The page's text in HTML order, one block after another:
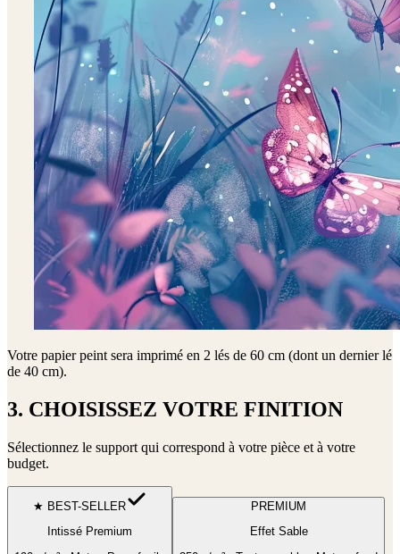
Votre papier peint sera imprimé en 2 lés de 60 cm (dont un dernier lé
de 40 cm).
3. CHOISISSEZ VOTRE FINITION
Sélectionnez le support qui correspond à votre pièce et à votre
budget.
★ BEST-SELLER
Intissé Premium
PREMIUM
Effet Sable